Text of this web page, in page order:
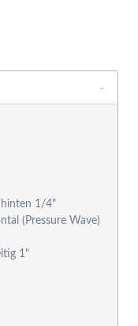
hinten 1/4"
(Pressure Wave)
1"